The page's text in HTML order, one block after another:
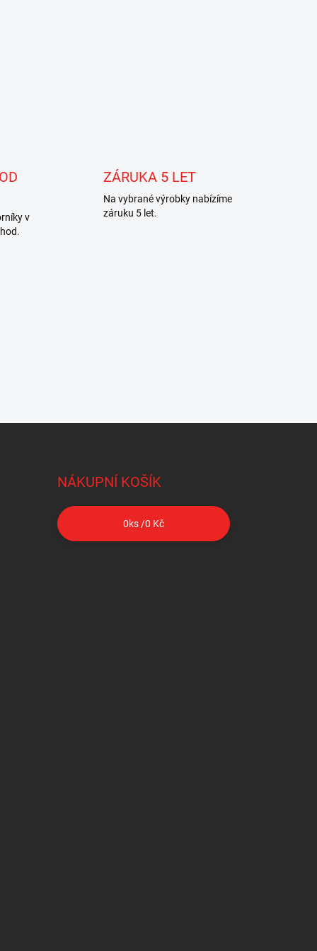
v
ZÁRUKA 5 LET
Na vybrané výrobky nabízíme
záruku 5 let.
NÁKUPNÍ KOŠÍK
0ks /0 Kč